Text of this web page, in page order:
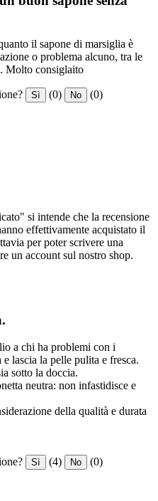
il sapone di marsiglia è
o problema alcuno, tra le
Molto consiglaito
Sì (0) No (0)
si intende che la recensione
effettivamente acquistato il
per poter scrivere una
un account sul nostro shop.
a chi ha problemi con i
lascia la pelle pulita e fresca.
sotto la doccia.
neutra: non infastidisce e
della qualità e durata
Sì (4) No (0)